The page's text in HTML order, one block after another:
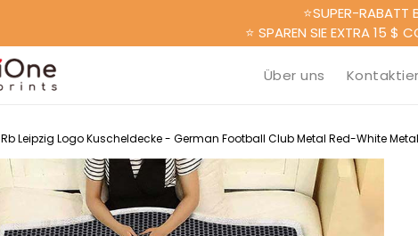
⭐SUPER-RABATT
⭐ SPAREN SIE EXTRA 15 $
Über uns
Rb Leipzig Logo Kuscheldecke - German Football Club Metal Red-White